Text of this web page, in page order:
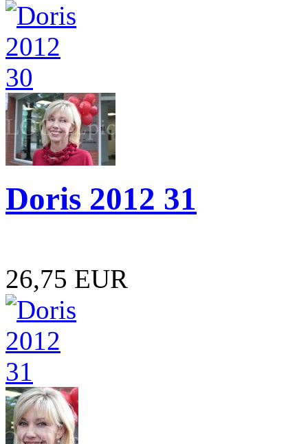
Doris 2012 31
26,75 EUR